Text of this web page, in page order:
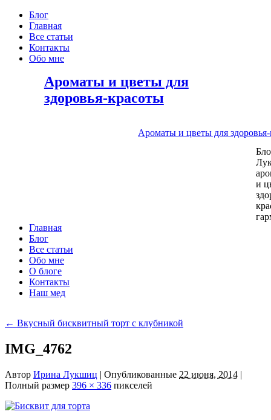
Блог
Главная
Все статьи
Контакты
Обо мне
Ароматы и цветы для
здоровья-красоты
Ароматы и цветы для
и
Главная
Блог
Все статьи
Обо мне
О блоге
Контакты
Наш мед
← Вкусный бисквитный торт с клубникой
IMG_4762
Автор Ирина Лукшиц | Опубликованные 22 июня, 2014 |
Полный размер 396 × 336 пикселей